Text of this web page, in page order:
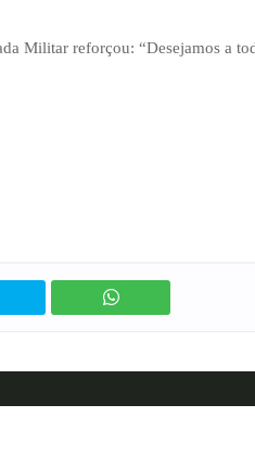
Militar reforçou: “Desejamos a